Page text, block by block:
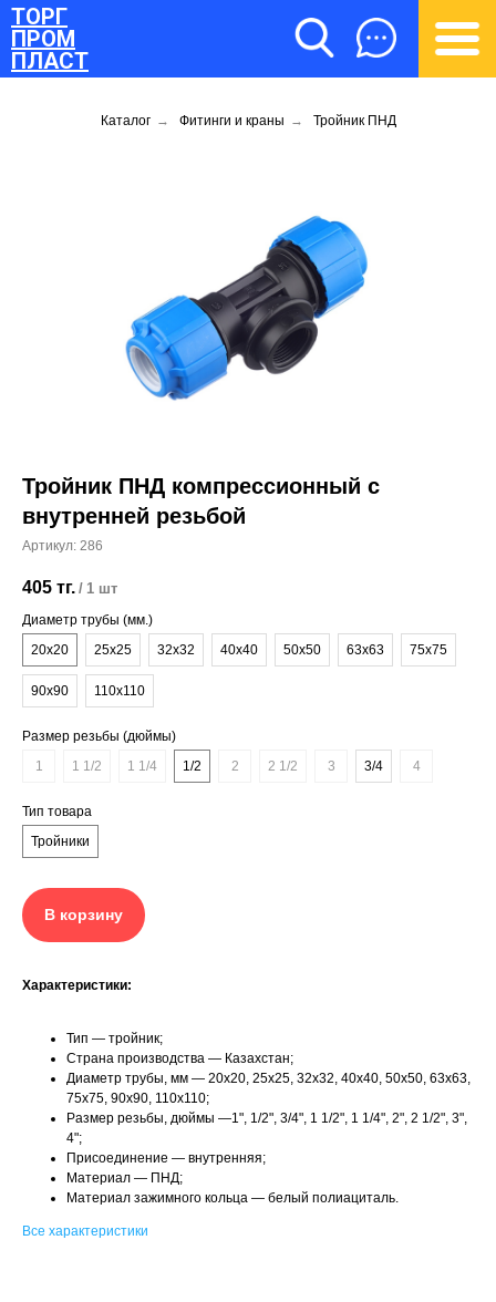
ТОРГПРОМПЛАСТ
ТОРГ
ПРОМ
ПЛАСТ
(700) 730-70-73
Каталог → Фитинги и краны → Тройник ПНД
Тройник ПНД компрессионный с
внутренней резьбой
Артикул: 286
405 тг. / 1 шт
Диаметр трубы (мм.)
20x20
25x25 32x32 40x40 50x50 63x63 75x75
90x90 110x110
Размер резьбы (дюймы)
1
1 1/2 1 1/4 1/2 2 2 1/2 3 3/4 4
Тип товара
Тройники
В корзину
Характеристики:
Тип — тройник;
Страна производства — Казахстан;
Диаметр трубы, мм — 20x20, 25x25, 32x32, 40x40, 50x50, 63x63,
75x75, 90x90, 110x110;
Размер резьбы, дюймы —1", 1/2", 3/4", 1 1/2", 1 1/4", 2", 2 1/2", 3",
4";
Присоединение — внутренняя;
Материал — ПНД;
Материал зажимного кольца — белый полиациталь.
Все характеристики